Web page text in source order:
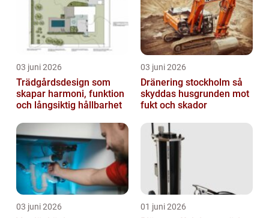
03 juni 2026
Trädgårdsdesign som
skapar harmoni, funktion
och långsiktig hållbarhet
03 juni 2026
Dränering stockholm så
skyddas husgrunden mot
fukt och skador
03 juni 2026 01 juni 2026